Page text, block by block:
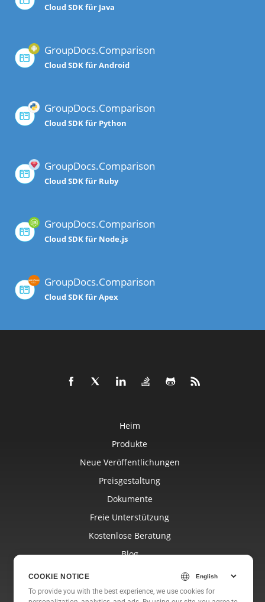
Cloud SDK für Java
GroupDocs.Comparison
Cloud SDK für Android
GroupDocs.Comparison
Cloud SDK für Python
GroupDocs.Comparison
Cloud SDK für Ruby
GroupDocs.Comparison
Cloud SDK für Node.js
GroupDocs.Comparison
Cloud SDK für Apex
Heim
Produkte
Neue Veröffentlichungen
Preisgestaltung
Dokumente
Freie Unterstützung
Kostenlose Beratung
Blog
Um
COOKIE NOTICE
To provide you with the best experience, we use cookies for